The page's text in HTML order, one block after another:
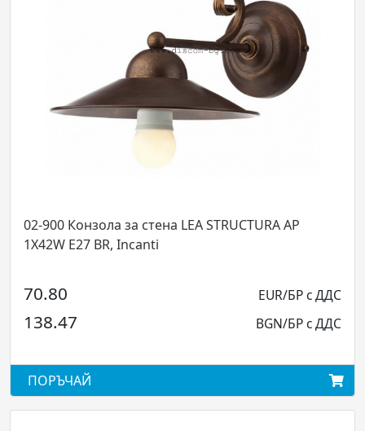
за стена LEA STRUCTURA AP
BR, Incanti
EUR/БР с ДДС
BGN/БР с ДДС
135.60
265.21